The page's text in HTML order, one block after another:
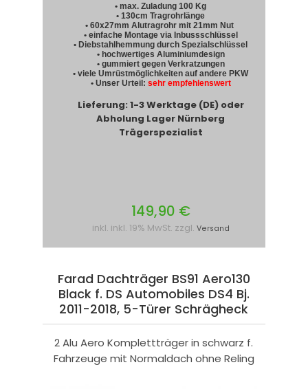
• max. Zuladung 100 Kg
• 130cm Tragrohrlänge
• 60x27mm Alutragrohr mit 21mm Nut
• einfache Montage via Inbussschlüssel
• Diebstahlhemmung durch Spezialschlüssel
• hochwertiges Aluminiumdesign
• gummiert gegen Verkratzungen
• viele Umrüstmöglichkeiten auf andere PKW
• Unser Urteil: sehr empfehlenswert
Lieferung: 1-3 Werktage (DE) oder
Abholung Lager Nürnberg
Trägerspezialist
149,90 €
inkl. inkl. 19% MwSt. zzgl. Versand
Farad Dachträger BS91 Aero130
Black f. DS Automobiles DS4 Bj.
2011-2018, 5-Türer Schrägheck
2 Alu Aero Komplettträger in schwarz f.
Fahrzeuge mit Normaldach ohne Reling